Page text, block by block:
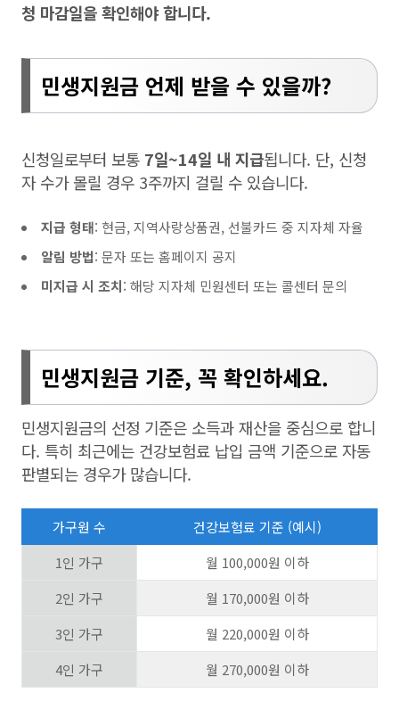
청 마감일을 확인해야 합니다.
민생지원금 언제 받을 수 있을까?
신청일로부터 보통 7일~14일 내 지급됩니다. 단, 신청
자 수가 몰릴 경우 3주까지 걸릴 수 있습니다.
지급 형태: 현금, 지역사랑상품권, 선불카드 중 지자체 자율
알림 방법: 문자 또는 홈페이지 공지
미지급 시 조치: 해당 지자체 민원센터 또는 콜센터 문의
민생지원금 기준, 꼭 확인하세요.
민생지원금의 선정 기준은 소득과 재산을 중심으로 합니
다. 특히 최근에는 건강보험료 납입 금액 기준으로 자동
판별되는 경우가 많습니다.
가구원 수
건강보험료 기준 (예시)
1인 가구
월 100,000원 이하
2인 가구
월 170,000원 이하
3인 가구
월 220,000원 이하
4인 가구
월 270,000원 이하